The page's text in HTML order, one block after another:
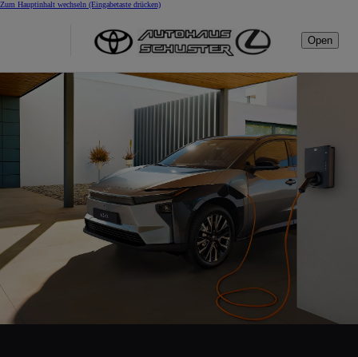
Zum Hauptinhalt wechseln (Eingabetaste drücken)
Open